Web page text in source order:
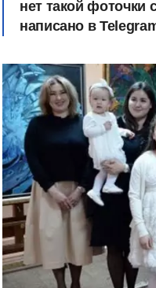
нет такой
написано в